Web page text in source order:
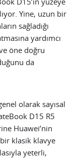
Yine, uzun bir
sağladığı
yardımcı
öne doğru
da
olarak sayısal
D15 R5
Huawei’nin
bir klasik klavye
yeterli,